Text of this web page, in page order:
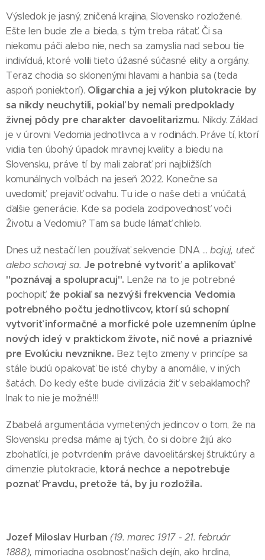
Výsledok je jasný, zničená krajina, Slovensko rozložené.
Ešte len bude zle a bieda, s tým treba rátať. Či sa
niekomu páči alebo nie, nech sa zamyslia nad sebou tie
indivíduá, ktoré volili tieto úžasné súčasné elity a orgány.
Teraz chodia so sklonenými hlavami a hanbia sa (teda
aspoň poniektorí). Oligarchia a jej výkon plutokracie by
sa nikdy neuchytili, pokiaľ by nemali predpoklady
živnej pôdy pre charakter davoelitarizmu. Nikdy. Základ
je v úrovni Vedomia jednotlivca a v rodinách. Práve tí, ktorí
vidia ten úbohý úpadok mravnej kvality a biedu na
Slovensku, práve tí by mali zabrať pri najbližších
komunálnych voľbách na jeseň 2022. Konečne sa
uvedomiť, prejaviť odvahu. Tu ide o naše deti a vnúčatá,
ďalšie generácie. Kde sa podela zodpovednosť voči
Životu a Vedomiu? Tam sa bude lámať chlieb.
Dnes už nestačí len používať sekvencie DNA ... bojuj, uteč
alebo schovaj sa. Je potrebné vytvoriť a aplikovať
"poznávaj a spolupracuj". Lenže na to je potrebné
pochopiť, že pokiaľ sa nezvýši frekvencia Vedomia
potrebného počtu jednotlivcov, ktorí sú schopní
vytvoriť informačné a morfické pole uzemnením úplne
nových ideý v praktickom živote, nič nové a priaznivé
pre Evolúciu nevznikne. Bez tejto zmeny v princípe sa
stále budú opakovať tie isté chyby a anomálie, v iných
šatách. Do kedy ešte bude civilizácia žiť v sebaklamoch?
Inak to nie je možné!!!
Zbabelá argumentácia vymetených jedincov o tom, že na
Slovensku predsa máme aj tých, čo si dobre žijú ako
zbohatlíci, je potvrdením práve davoelitárskej štruktúry a
dimenzie plutokracie, ktorá nechce a nepotrebuje
poznať Pravdu, pretože tá, by ju rozložila.
Jozef Miloslav Hurban (19. marec 1917 - 21. február
1888), mimoriadna osobnosť našich dejín, ako hrdina,